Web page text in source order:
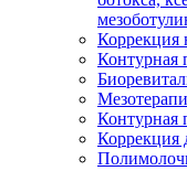
Коррекция
Контурная
Контурная
Коррекция